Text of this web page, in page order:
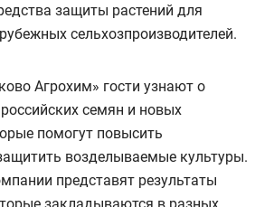
защиты растений для
сельхозпроизводителей.
Агрохим» гости узнают о
семян и новых
помогут повысить
возделываемые культуры.
представят результаты